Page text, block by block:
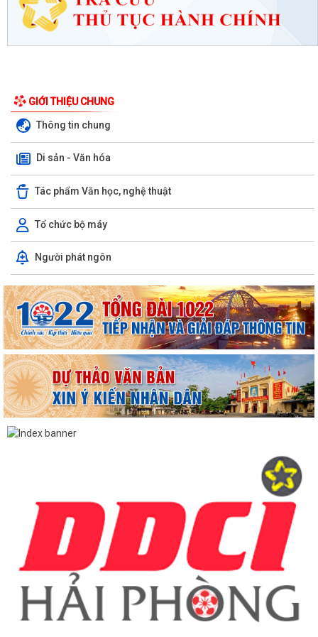
GIỚI THIỆU CHUNG
Thông tin chung
Di sản - Văn hóa
Tác phẩm Văn học, nghệ thuật
Tổ chức bộ máy
Người phát ngôn
TUYÊN TRUYỀN, QUÁN TRIỆT NGHỊ QUYẾT SỐ 11-NQ/TU: QUYẾT
TÂM TẠO ĐỘNG LỰC MỚI CHO TĂNG TRƯỞNG KINH TẾ...
PHƯỜNG HẢI AN TẬP HUẤN HƯỚNG DẪN BẢO ĐẢM AN TOÀN THÔNG
TIN TRONG THỰC HIỆN NHIỆM VỤ